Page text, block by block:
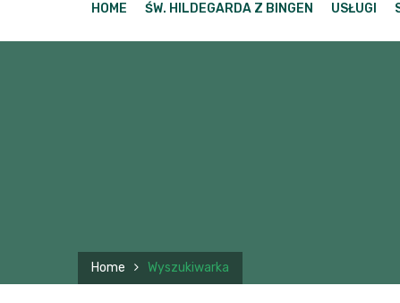
HOME ŚW. HILDEGARDA Z BINGEN USŁUGI
Home Wyszukiwarka